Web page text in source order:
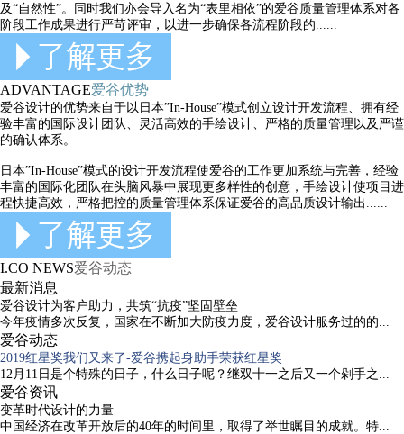
及“自然性”。同时我们亦会导入名为“表里相依”的爱谷质量管理体系对各
阶段工作成果进行严苛评审，以进一步确保各流程阶段的......
ADVANTAGE爱谷优势
爱谷设计的优势来自于以日本”In-House”模式创立设计开发流程、拥有经
验丰富的国际设计团队、灵活高效的手绘设计、严格的质量管理以及严谨
的确认体系。
日本”In-House”模式的设计开发流程使爱谷的工作更加系统与完善，经验
丰富的国际化团队在头脑风暴中展现更多样性的创意，手绘设计使项目进
程快捷高效，严格把控的质量管理体系保证爱谷的高品质设计输出......
I.CO NEWS爱谷动态
最新消息
爱谷设计为客户助力，共筑“抗疫”坚固壁垒
今年疫情多次反复，国家在不断加大防疫力度，爱谷设计服务过的的...
爱谷动态
2019红星奖我们又来了-爱谷携起身助手荣获红星奖
12月11日是个特殊的日子，什么日子呢？继双十一之后又一个剁手之...
爱谷资讯
变革时代设计的力量
中国经济在改革开放后的40年的时间里，取得了举世瞩目的成就。特...